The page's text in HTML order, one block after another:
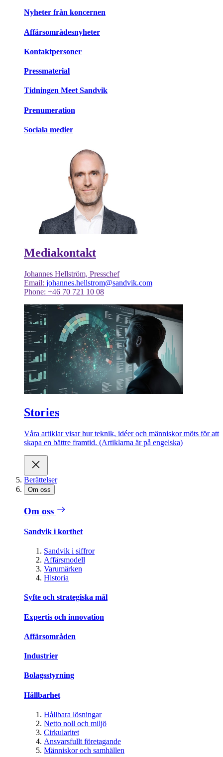
Nyheter från koncernen
Affärsområdesnyheter
Kontaktpersoner
Pressmaterial
Tidningen Meet Sandvik
Prenumeration
Sociala medier
Mediakontakt
Johannes Hellström, Presschef
Email: johannes.hellstrom@sandvik.com
Phone: +46 70 721 10 08
Stories
Våra artiklar visar hur teknik, idéer och människor möts för att
skapa en bättre framtid. (Artiklarna är på engelska)
Berättelser
Om oss
Om oss
Sandvik i korthet
Sandvik i siffror
Affärsmodell
Varumärken
Historia
Syfte och strategiska mål
Expertis och innovation
Affärsområden
Industrier
Bolagsstyrning
Hållbarhet
Hållbara lösningar
Netto noll och miljö
Cirkularitet
Ansvarsfullt företagande
Människor och samhällen